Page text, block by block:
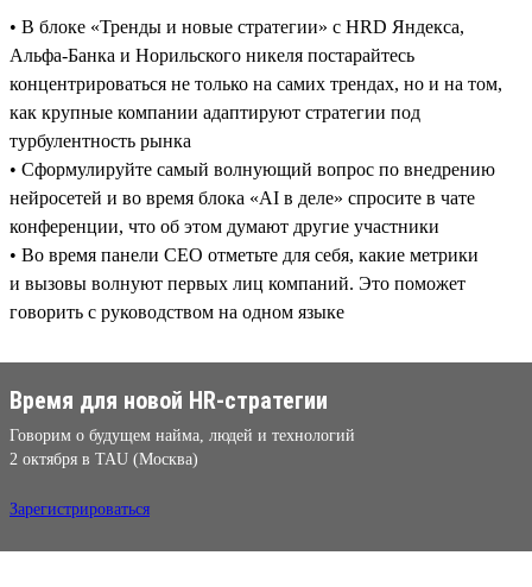
• В блоке «Тренды и новые стратегии» с HRD Яндекса,
Альфа-Банка и Норильского никеля постарайтесь
концентрироваться не только на самих трендах, но и на том,
как крупные компании адаптируют стратегии под
турбулентность рынка
• Сформулируйте самый волнующий вопрос по внедрению
нейросетей и во время блока «AI в деле» спросите в чате
конференции, что об этом думают другие участники
• Во время панели CEO отметьте для себя, какие метрики
и вызовы волнуют первых лиц компаний. Это поможет
говорить с руководством на одном языке
Время для новой HR-стратегии
Говорим о будущем найма, людей и технологий
2 октября в TAU (Москва)
Зарегистрироваться